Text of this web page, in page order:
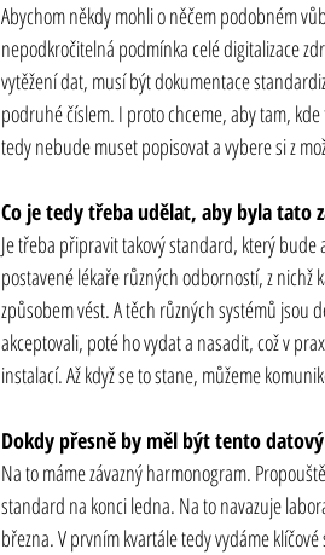
Abychom někdy mohli o něčem podobném
nepodkročitelná podmínka celé digitalizace
vytěžení dat, musí být dokumentace
podruhé číslem. I proto chceme, aby tam,
tedy nebude muset popisovat a vybere si z
Co je tedy třeba udělat, aby byla tato
Je třeba připravit takový standard, který
postavené lékaře různých odborností, z nichž
způsobem vést. A těch různých systémů jsou
akceptovali, poté ho vydat a nasadit, což v
instalací. Až když se to stane, můžeme
Dokdy přesně by měl být tento
Na to máme závazný harmonogram.
standard na konci ledna. Na to navazuje
března. V prvním kvartále tedy vydáme